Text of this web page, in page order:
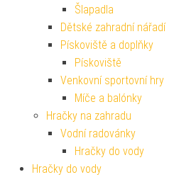
Šlapadla
Dětské zahradní nářadí
Pískoviště a doplňky
Pískoviště
Venkovní sportovní hry
Míče a balónky
Hračky na zahradu
Vodní radovánky
Hračky do vody
Hračky do vody